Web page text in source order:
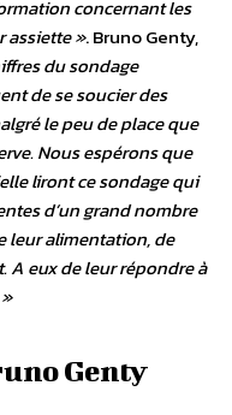
concernant les
assiette ». Bruno Genty,
du sondage
de se soucier des
le peu de place que
Nous espérons que
liront ce sondage qui
d’un grand nombre
leur alimentation, de
A eux de leur répondre à
Genty